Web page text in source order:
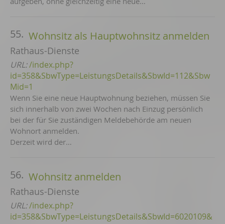
55. Wohnsitz als Hauptwohnsitz anmelden
Rathaus-Dienste
URL:/index.php?
id=358&SbwType=LeistungsDetails&SbwId=112&Sbw
Mid=1
Wenn Sie eine neue Hauptwohnung beziehen, müssen Sie
sich innerhalb von zwei Wochen nach Einzug persönlich
bei der für Sie zuständigen Meldebehörde am neuen
Wohnort anmelden.
Derzeit wird der…
56. Wohnsitz anmelden
Rathaus-Dienste
URL:/index.php?
id=358&SbwType=LeistungsDetails&SbwId=6020109&